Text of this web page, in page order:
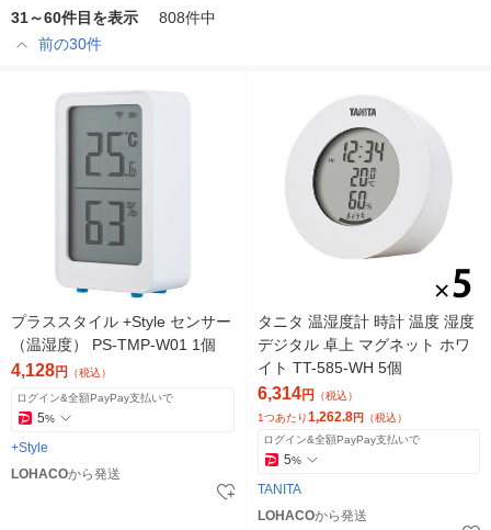
31～60件目を表示
808件中
前の30件
プラススタイル +Style センサー
（温湿度） PS-TMP-W01 1個
4,128円 （税込）
ログイン&全額PayPay支払いで
5%
+Style
LOHACOから発送
タニタ 温湿度計 時計 温度 湿度
デジタル 卓上 マグネット ホワ
イト TT-585-WH 5個
6,314円
（税込）
1つあたり1,262.8円 （税込）
ログイン&全額PayPay支払いで
5%
TANITA
LOHACOから発送